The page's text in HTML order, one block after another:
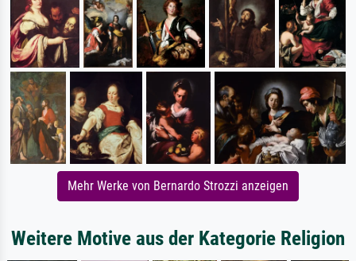
Mehr Werke von Bernardo Strozzi anzeigen
Weitere Motive aus der Kategorie Religion